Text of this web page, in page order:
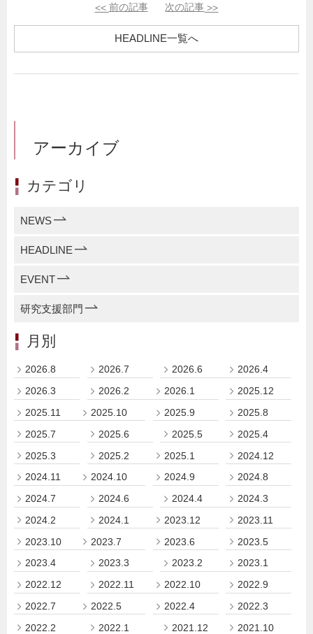
<< 前の記事 次の記事 >>
HEADLINE一覧へ
アーカイブ
カテゴリ
NEWS
HEADLINE
EVENT
研究支援部門
月別
2026.8 2026.7 2026.6
2026.4
2026.3
2026.2 2026.1
2025.12
2025.11
2025.10 2025.9
2025.8
2025.7
2025.6 2025.5
2025.4
2025.3
2025.2 2025.1
2024.12
2024.11
2024.10 2024.9
2024.8
2024.7
2024.6 2024.4
2024.3
2024.2
2024.1 2023.12
2023.11
2023.10
2023.7 2023.6
2023.5
2023.4
2023.3 2023.2
2023.1
2022.12
2022.11 2022.10
2022.9
2022.7
2022.5 2022.4
2022.3
2022.2
2022.1 2021.12
2021.10